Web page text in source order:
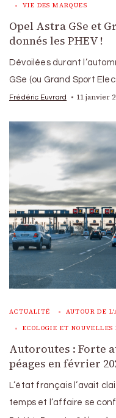
VIE DES MARQUES
Opel Astra GSe et
donnés les PHEV !
Dévoilées durant
GSe (ou Grand Sport
Frédéric Euvrard 11 janvier
ACTUALITÉ AUTOUR DE
ECOLOGIE ET NOUVELLES
Autoroutes : Forte
péages en février
L’état français l’avait
temps et l’affaire se